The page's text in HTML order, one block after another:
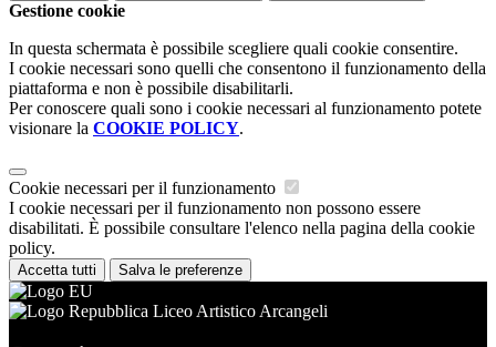
Gestione cookie
In questa schermata è possibile scegliere quali cookie consentire.
I cookie necessari sono quelli che consentono il funzionamento della
piattaforma e non è possibile disabilitarli.
Per conoscere quali sono i cookie necessari al funzionamento potete
visionare la COOKIE POLICY.
Cookie necessari per il funzionamento
I cookie necessari per il funzionamento non possono essere
disabilitati. È possibile consultare l'elenco nella pagina della cookie
policy.
Accetta tutti Salva le preferenze
Liceo Artistico Arcangeli